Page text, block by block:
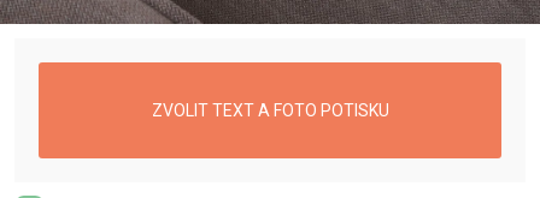
ZVOLIT TEXT A FOTO POTISKU